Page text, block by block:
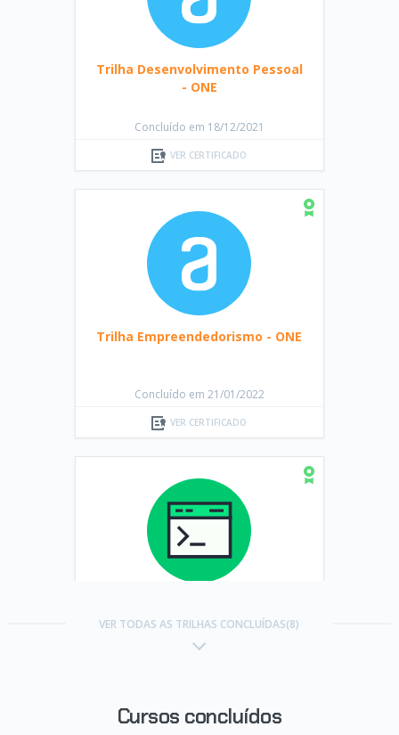
Trilha Desenvolvimento Pessoal
- ONE
Concluído em 18/12/2021
VER CERTIFICADO
Trilha Empreendedorismo - ONE
Concluído em 21/01/2022
VER CERTIFICADO
- ONE
VER TODAS AS TRILHAS CONCLUÍDAS(8)
Cursos concluídos